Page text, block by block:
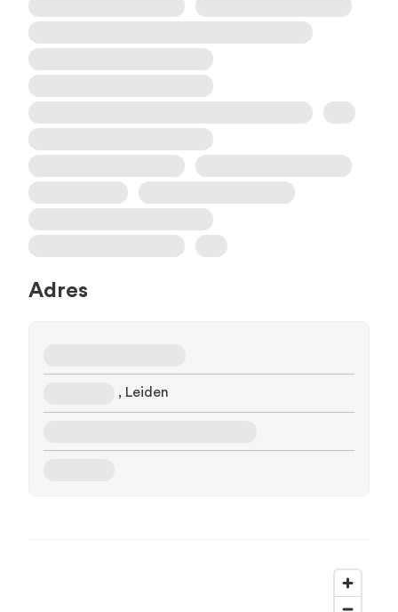
Adres
, Leiden